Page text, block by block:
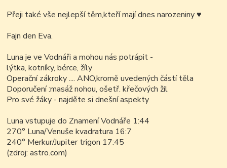
Přeji také vše nejlepší těm,kteří mají dnes narozeniny♥
Fajn den Eva.
Luna je ve Vodnáři a mohou nás potrápit -
lýtka, kotníky, bérce, žíly
Operační zákroky .... ANO,kromě uvedených částí těla
Doporučení :masáž nohou, ošetř. křečových žil
Pro své žáky - najděte si dnešní aspekty
Luna vstupuje do Znamení Vodnáře 1:44
270° Luna/Venuše kvadratura 16:7
240° Merkur/Jupiter trigon 17:45
(zdroj: astro.com)